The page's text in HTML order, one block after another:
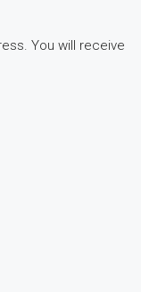
You will receive